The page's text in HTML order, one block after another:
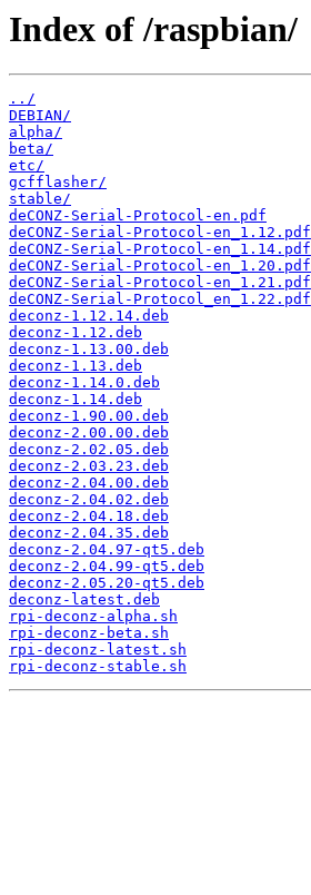
Index of /raspbian/
../
DEBIAN/
alpha/
beta/
etc/
gcfflasher/
stable/
deCONZ-Serial-Protocol-en.pdf
deCONZ-Serial-Protocol-en_1.12.pdf
deCONZ-Serial-Protocol-en_1.14.pdf
deCONZ-Serial-Protocol-en_1.20.pdf
deCONZ-Serial-Protocol-en_1.21.pdf
deCONZ-Serial-Protocol_en_1.22.pdf
deconz-1.12.14.deb
deconz-1.12.deb
deconz-1.13.00.deb
deconz-1.13.deb
deconz-1.14.0.deb
deconz-1.14.deb
deconz-1.90.00.deb
deconz-2.00.00.deb
deconz-2.02.05.deb
deconz-2.03.23.deb
deconz-2.04.00.deb
deconz-2.04.02.deb
deconz-2.04.18.deb
deconz-2.04.35.deb
deconz-2.04.97-qt5.deb
deconz-2.04.99-qt5.deb
deconz-2.05.20-qt5.deb
deconz-latest.deb
rpi-deconz-alpha.sh
rpi-deconz-beta.sh
rpi-deconz-latest.sh
rpi-deconz-stable.sh